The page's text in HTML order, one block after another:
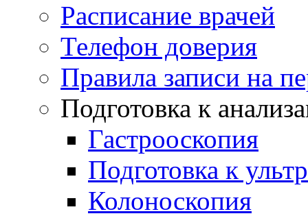
Расписание врачей
Телефон доверия
Правила записи на
Подготовка к
Гастрооскопия
Подготовка к
Колоноскопия